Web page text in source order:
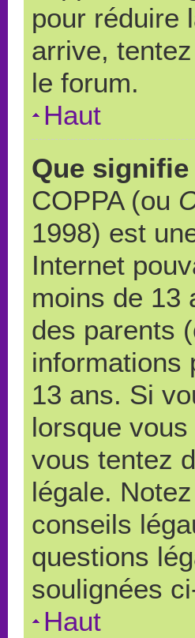
pour réduire
arrive,
le forum.
Haut
Que signifie
COPPA (ou
1998) est
Internet
moins de 13
des parents
informations
13 ans. Si
lorsque
vous tentez
légale.
conseils
questions
soulignées
Haut